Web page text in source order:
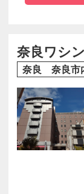
奈良旅のお
奈良ワシ
奈良 奈良市